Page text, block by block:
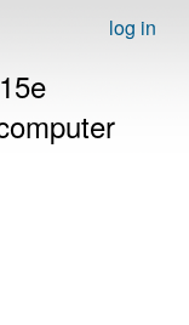
log in